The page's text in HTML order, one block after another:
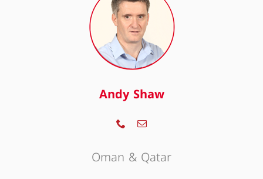
Andy Shaw
Oman & Qatar